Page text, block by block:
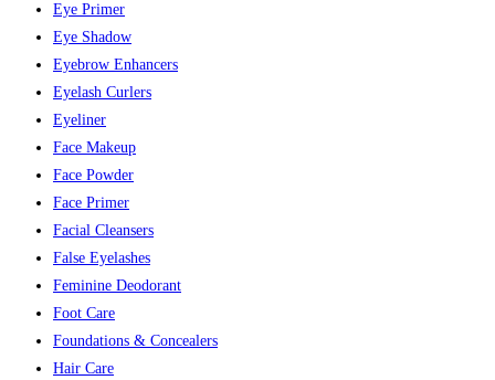
Eye Primer
Eye Shadow
Eyebrow Enhancers
Eyelash Curlers
Eyeliner
Face Makeup
Face Powder
Face Primer
Facial Cleansers
False Eyelashes
Feminine Deodorant
Foot Care
Foundations & Concealers
Hair Care